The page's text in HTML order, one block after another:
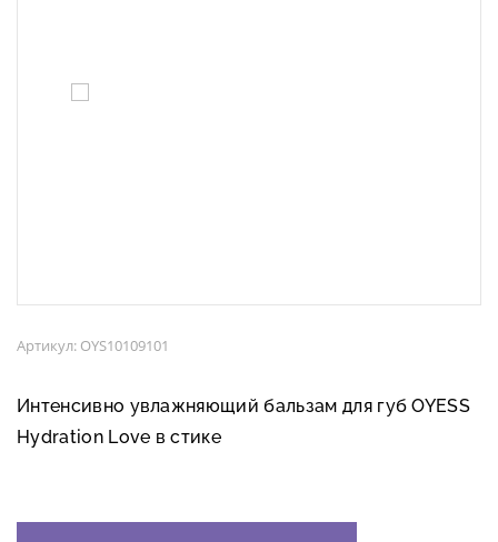
Артикул: OYS10109101
Интенсивно увлажняющий бальзам для губ OYESS
Hydration Love в стике